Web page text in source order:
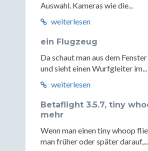
Auswahl. Kameras wie die...
weiterlesen
ein Flugzeug
Da schaut man aus dem
und sieht einen Wurfgleiter im...
weiterlesen
Betaflight 3.5.7, tiny
mehr
Wenn man einen tiny whoop
man früher oder später darauf,...